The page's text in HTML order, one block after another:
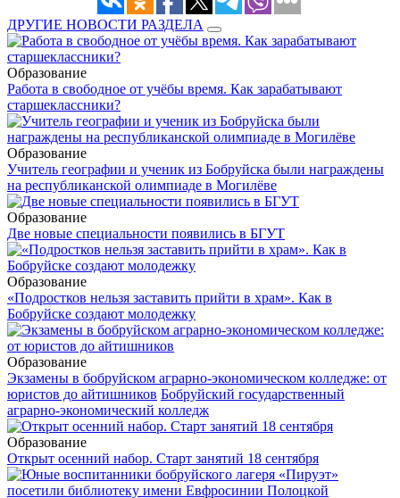
ДРУГИЕ НОВОСТИ РАЗДЕЛА
Образование
Работа в свободное от учёбы время. Как зарабатывают
старшеклассники?
Образование
Учитель географии и ученик из Бобруйска были награждены
на республиканской олимпиаде в Могилёве
Образование
Две новые специальности появились в БГУТ
Образование
«Подростков нельзя заставить прийти в храм». Как в
Бобруйске создают молодежку
Образование
Экзамены в бобруйском аграрно-экономическом колледже: от
юристов до айтишников Бобруйский государственный
аграрно-экономический колледж
Образование
Открыт осенний набор. Старт занятий 18 сентября